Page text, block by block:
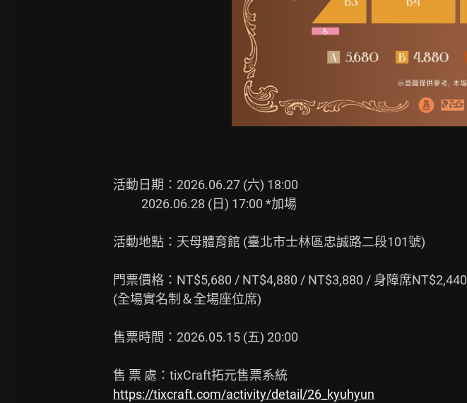
活動日期：2026.06.27 (六) 18:00
活動地點：天母體育館 (臺北市士林區忠誠路二段101號)
門票價格：NT$5,680 / NT$4,880 / NT$3,880 / 身障席NT$2,440
(全場實名制＆全場座位席)
售票時間：2026.05.15 (五) 20:00
https://tixcraft.com/activity/detail/26_kyuhyun